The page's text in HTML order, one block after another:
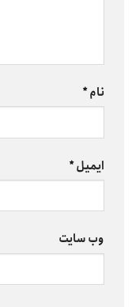
نام*
ایمیل*
وب‌ سایت